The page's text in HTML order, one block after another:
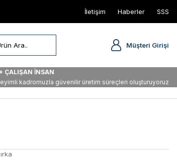
İletişim Haberler SSS
Müşteri Girişi
ÇALIŞAN İNSAN
kadromuzla güvenilir üretim süreçleri oluşturuyoruz